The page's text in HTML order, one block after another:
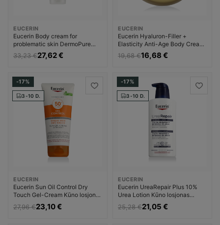
EUCERIN
Eucerin Body cream for
problematic skin DermoPure
Clinical (Correcting Body Care)
Kūno kremas Moterims
33,23 €27,62 €
EUCERIN
Eucerin Hyaluron-Filler +
Elasticity Anti-Age Body Cream
Kūno kremas Dermatologinis
Kūno kremas Moterims
19,68 €16,68 €
-17%
3-10 D.
EUCERIN
Eucerin Sun Oil Control Dry
Touch Gel-Cream Kūno losjonas
nuo saulės Apsauginė priemonė
nuo saulės Unisex
27,96 €23,10 €
-17%
3-10 D.
EUCERIN
Eucerin UreaRepair Plus 10%
Urea Lotion Kūno losjonas
Dermatologinis Kūno losjonas
Moterims
25,28 €21,05 €